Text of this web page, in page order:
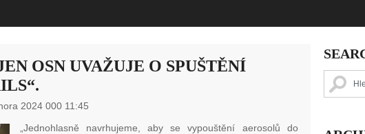
OSN UVAŽUJE O SPUŠTĚNÍ
2024 000 11:45
„Jednohlasně navrhujeme, aby se vypouštění aerosolů do